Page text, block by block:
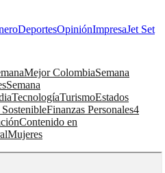
DeportesOpiniónImpresaJet Set
Mejor ColombiaSemana
Semana
TecnologíaTurismoEstados
SostenibleFinanzas Personales4
Contenido en
Mujeres